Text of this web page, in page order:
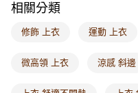
海外配送-歐美地區
相關分類
修飾 上衣 運動 上衣
微高領 上衣 涼感 斜邊